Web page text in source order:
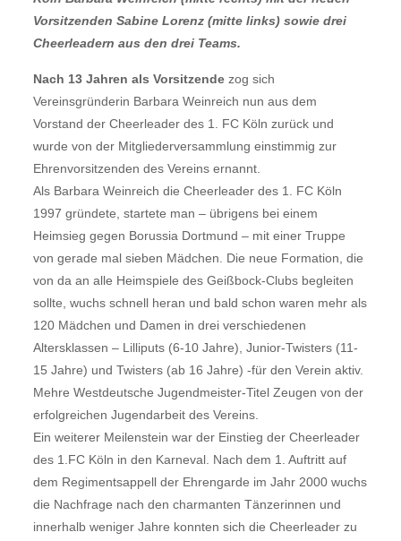
Vorsitzenden Sabine Lorenz (mitte links) sowie drei
Cheerleadern aus den drei Teams.
Nach 13 Jahren als Vorsitzendezog sich
Vereinsgründerin Barbara Weinreich nun aus dem
Vorstand der Cheerleader des 1. FC Köln zurück und
wurde von der Mitgliederversammlung einstimmig zur
Ehrenvorsitzenden des Vereins ernannt.
Als Barbara Weinreich die Cheerleader des 1. FC Köln
1997 gründete, startete man – übrigens bei einem
Heimsieg gegen Borussia Dortmund – mit einer Truppe
von gerade mal sieben Mädchen. Die neue Formation, die
von da an alle Heimspiele des Geißbock-Clubs begleiten
sollte, wuchs schnell heran und bald schon waren mehr als
120 Mädchen und Damen in drei verschiedenen
Altersklassen – Lilliputs (6-10 Jahre), Junior-Twisters (11-
15 Jahre) und Twisters (ab 16 Jahre) -für den Verein aktiv.
Mehre Westdeutsche Jugendmeister-Titel Zeugen von der
erfolgreichen Jugendarbeit des Vereins.
Ein weiterer Meilenstein war der Einstieg der Cheerleader
des 1.FC Köln in den Karneval. Nach dem 1. Auftritt auf
dem Regimentsappell der Ehrengarde im Jahr 2000 wuchs
die Nachfrage nach den charmanten Tänzerinnen und
innerhalb weniger Jahre konnten sich die Cheerleader zu